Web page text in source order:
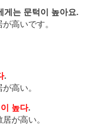
게는 문턱이 높아요.
高いです。
.
高い。
높다.
が高い。